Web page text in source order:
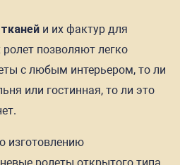
и их фактур для
позволяют легко
с любым интерьером, то ли
или гостинная, то ли это
изготовлению